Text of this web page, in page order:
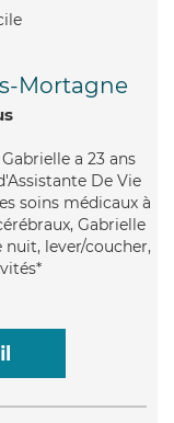
Mortagne
a 23 ans
De Vie
soins médicaux à
Gabrielle
nuit, lever/coucher,